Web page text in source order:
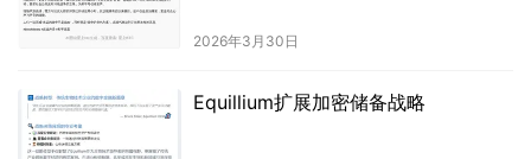
2026年3月30日
Equillium扩展加密储备战略